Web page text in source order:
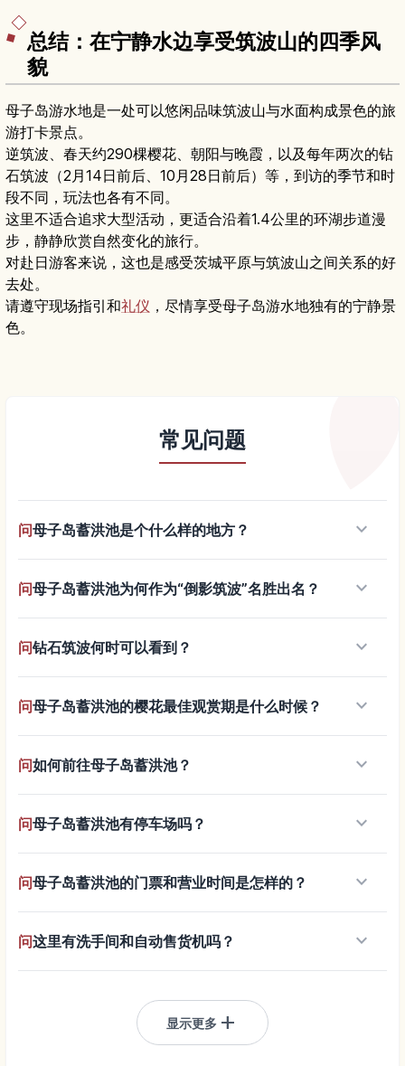
总结：在宁静水边享受筑波山的四季风
貌
母子岛游水地是一处可以悠闲品味筑波山与水面构成景色的旅
游打卡景点。
逆筑波、春天约290棵樱花、朝阳与晚霞，以及每年两次的钻
石筑波（2月14日前后、10月28日前后）等，到访的季节和时
段不同，玩法也各有不同。
这里不适合追求大型活动，更适合沿着1.4公里的环湖步道漫
步，静静欣赏自然变化的旅行。
对赴日游客来说，这也是感受茨城平原与筑波山之间关系的好
去处。
请遵守现场指引和礼仪 ，尽情享受母子岛游水地独有的宁静景
色。
常见问题
问母子岛蓄洪池是个什么样的地方？ keyboard_arrow_down
问母子岛蓄洪池为何作为“倒影筑波”名胜出名？ keyboard_arrow_down
问钻石筑波何时可以看到？ keyboard_arrow_down
问母子岛蓄洪池的樱花最佳观赏期是什么时候？ keyboard_arrow_down
问如何前往母子岛蓄洪池？ keyboard_arrow_down
问母子岛蓄洪池有停车场吗？ keyboard_arrow_down
问母子岛蓄洪池的门票和营业时间是怎样的？ keyboard_arrow_down
问这里有洗手间和自动售货机吗？ keyboard_arrow_down
显示更多 add